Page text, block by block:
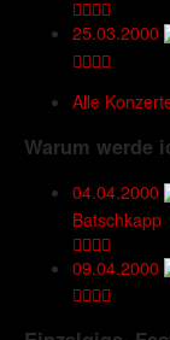
25.03.2000
Alle
Warum werde
04.04.2000
Batschkapp
09.04.2000